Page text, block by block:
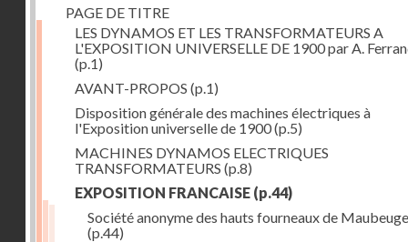
PAGE DE TITRE
LES DYNAMOS ET LES TRANSFORMATEURS A
L'EXPOSITION UNIVERSELLE DE 1900 par A.
(p.1)
AVANT-PROPOS (p.1)
Disposition générale des machines électriques à
l'Exposition universelle de 1900(p.5)
MACHINES DYNAMOS ELECTRIQUES
TRANSFORMATEURS (p.8)
EXPOSITION FRANCAISE (p.44)
Société anonyme des hauts fourneaux de Maubeuge
(p.44)